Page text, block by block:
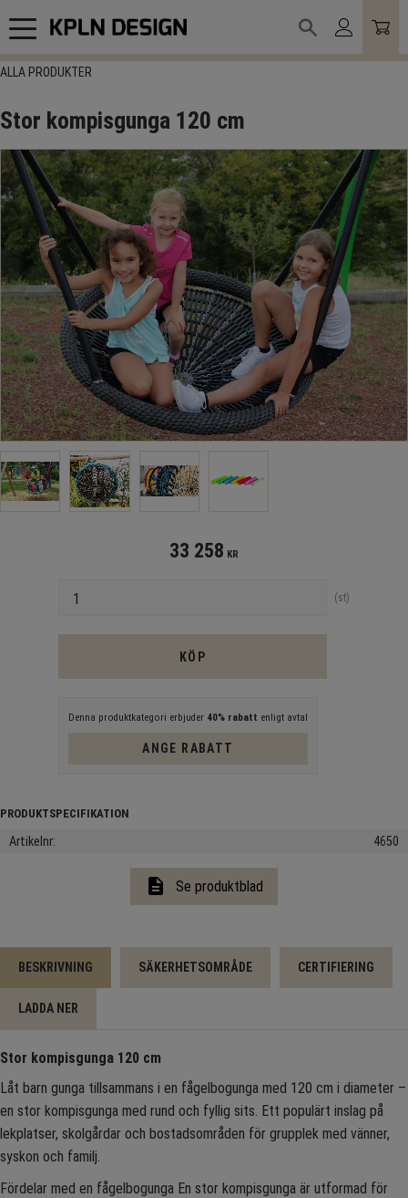
Meny
ALLA PRODUKTER
Stor kompisgunga 120 cm
33 258 KR
st
KÖP
Denna produktkategori erbjuder 40% rabatt enligt avtal
ANGE RABATT
Artikelnr 4650
description Se produktblad
BESKRIVNING SÄKERHETSOMRÅDE CERTIFIERING
LADDA NER
Stor kompisgunga 120 cm
Låt barn gunga tillsammans i en fågelbogunga med 120 cm i diameter –
en stor kompisgunga med rund och fyllig sits. Ett populärt inslag på
lekplatser, skolgårdar och bostadsområden för grupplek med vänner,
syskon och familj.
Fördelar med en fågelbogunga En stor kompisgunga är utformad för